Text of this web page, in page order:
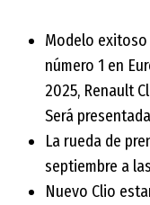
Modelo exitoso
número 1 en
2025, Renault
Será
La rueda de
septiembre a
Nuevo Clio